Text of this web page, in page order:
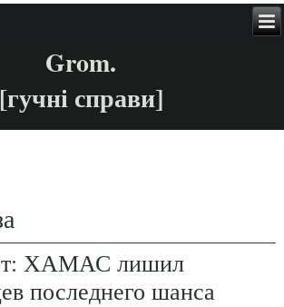
Grom.
[гучні справи]
ХАМАС лишил
последнего шанса